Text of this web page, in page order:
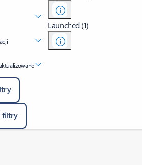
filtry
Launched (1)